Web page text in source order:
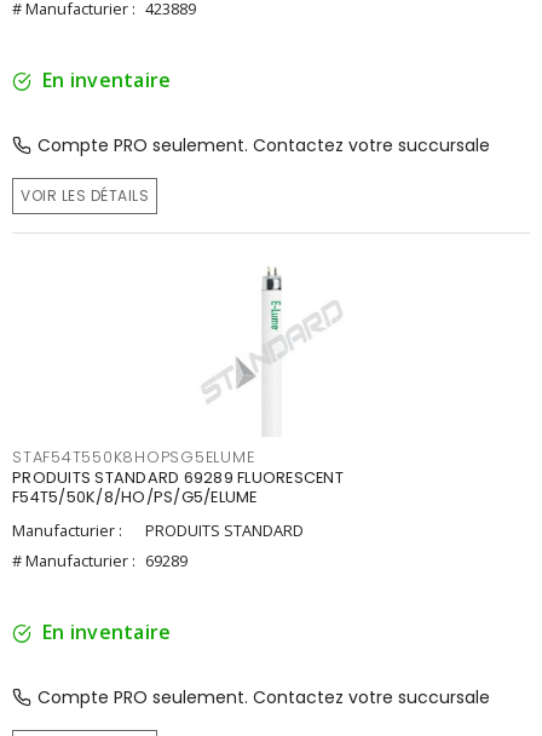
# Manufacturier : 423889
En inventaire
Compte PRO seulement. Contactez votre succursale
VOIR LES DÉTAILS
STAF54T550K8HOPSG5ELUME
PRODUITS STANDARD 69289 FLUORESCENT
F54T5/50K/8/HO/PS/G5/ELUME
Manufacturier :
PRODUITS STANDARD
# Manufacturier : 69289
En inventaire
Compte PRO seulement. Contactez votre succursale